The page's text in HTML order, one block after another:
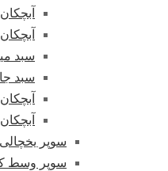
سبد
سبد
سوپر
سوپر وسط